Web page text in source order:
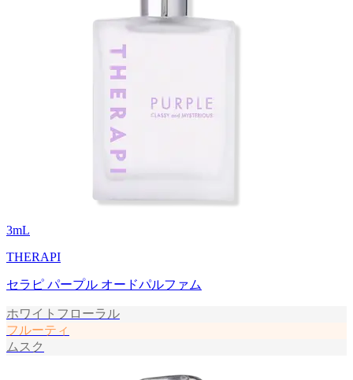
3mL
THERAPI
セラピ パープル オードパルファム
ホワイトフローラル
フルーティ
ムスク